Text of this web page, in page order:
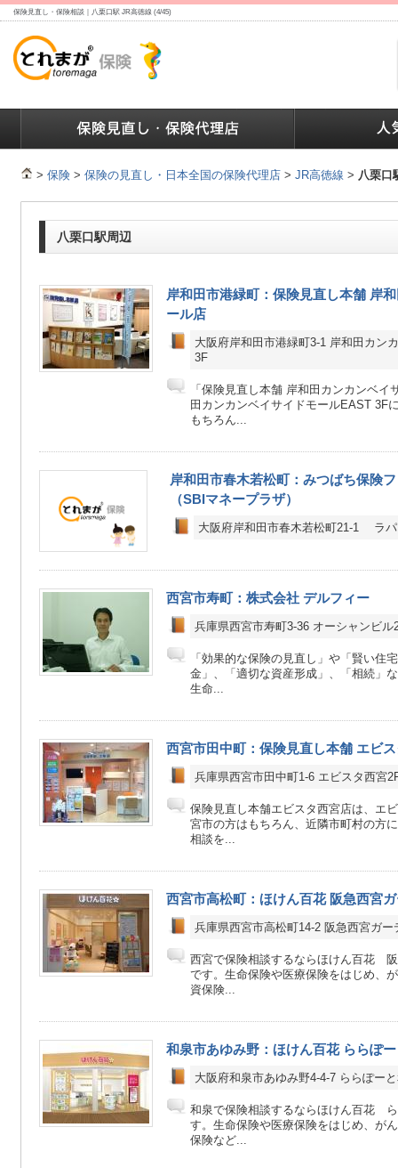
保険見直し・保険相談｜八栗口駅 JR高徳線 (4/45)
> 保険 > 保険の見直し・日本全国の保険代理店 > JR高徳線 > 八栗口
八栗口駅周辺
岸和田市港緑町：保険見直し本舗 岸
ール店
大阪府岸和田市港緑町3-1 岸和田カン
3F
「保険見直し本舗 岸和田カンカンベイ
田カンカンベイサイドモールEAST 3F
もちろん...
岸和田市春木若松町：みつばち保険
（SBIマネープラザ）
大阪府岸和田市春木若松町21-1 ラパ
西宮市寿町：株式会社 デルフィー
兵庫県西宮市寿町3-36 オーシャンビル
「効果的な保険の見直し」や「賢い住
金」、「適切な資産形成」、「相続」
生命...
西宮市田中町：保険見直し本舗 エビ
兵庫県西宮市田中町1-6 エビスタ西宮
保険見直し本舗エビスタ西宮店は、エ
宮市の方はもちろん、近隣市町村の方
相談を...
西宮市高松町：ほけん百花 阪急西宮
兵庫県西宮市高松町14-2 阪急西宮ガー
西宮で保険相談するならほけん百花
です。生命保険や医療保険をはじめ、
資保険...
和泉市あゆみ野：ほけん百花 ららぽ
大阪府和泉市あゆみ野4-4-7 ららぽー
和泉で保険相談するならほけん百花
す。生命保険や医療保険をはじめ、が
保険など...